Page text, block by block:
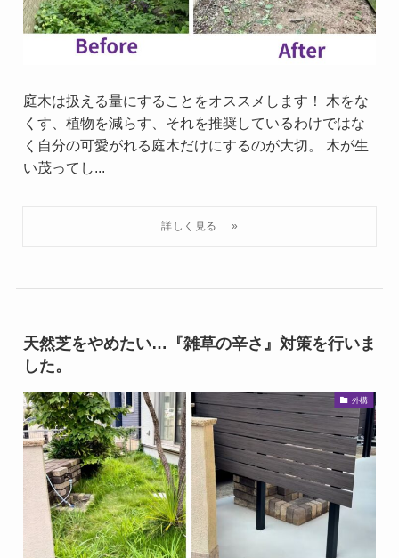
庭木は扱える量にすることをオススメします！ 木をな
くす、植物を減らす、それを推奨しているわけではな
く自分の可愛がれる庭木だけにするのが大切。 木が生
い茂ってし...
天然芝をやめたい…『雑草の辛さ』対策を行いま
した。
外構